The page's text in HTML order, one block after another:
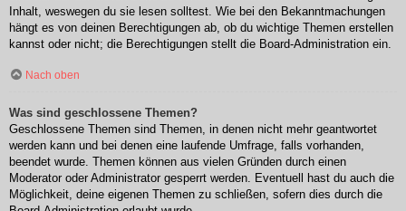
Inhalt, weswegen du sie lesen solltest. Wie bei den Bekanntmachungen
hängt es von deinen Berechtigungen ab, ob du wichtige Themen erstellen
kannst oder nicht; die Berechtigungen stellt die Board-Administration ein.
Nach oben
Was sind geschlossene Themen?
Geschlossene Themen sind Themen, in denen nicht mehr geantwortet
werden kann und bei denen eine laufende Umfrage, falls vorhanden,
beendet wurde. Themen können aus vielen Gründen durch einen
Moderator oder Administrator gesperrt werden. Eventuell hast du auch die
Möglichkeit, deine eigenen Themen zu schließen, sofern dies durch die